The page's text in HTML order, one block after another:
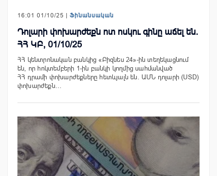
16:01 01/10/25 | Ֆինանսական
Դոլարի փոխարժեքն ոտ ոսկու գինը աճել են.
ՀՀ ԿԲ, 01/10/25
ՀՀ կենտրոնական բանկից «Բիզնես 24»-ին տեղեկացնում
են, որ հոկտեմբերի 1-ին բանկի կողմից սահմանված
ՀՀ դրամի փոխարժեքները հետևյալն են. ԱՄՆ դոլարի (USD)
փոխարժեքն…